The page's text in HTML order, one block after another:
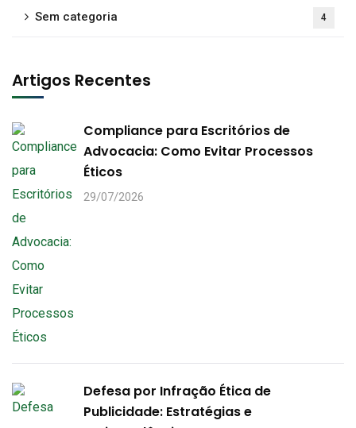
Sem categoria 4
Artigos Recentes
Compliance para Escritórios de
Advocacia: Como Evitar Processos
Éticos
29/07/2026
Defesa por Infração Ética de
Publicidade: Estratégias e